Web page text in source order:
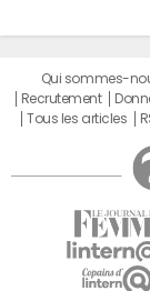
Qui sommes-
Recrutement
Tous les articles